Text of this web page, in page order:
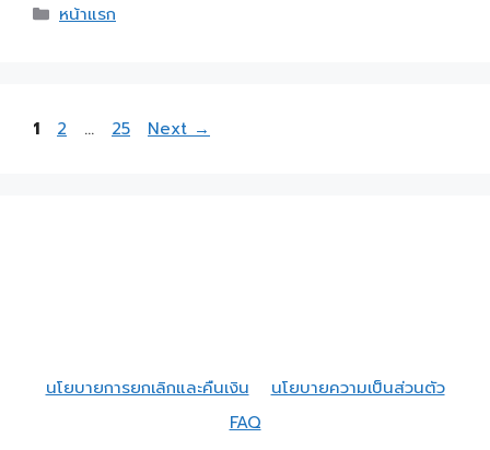
หน้าแรก
1 2 … 25 Next →
นโยบายการยกเลิกและคืนเงิน
นโยบายความเป็นส่วนตัว
FAQ